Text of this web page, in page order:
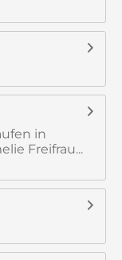
in
Freifrau...